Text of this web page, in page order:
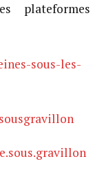
plateformes
sous-les-